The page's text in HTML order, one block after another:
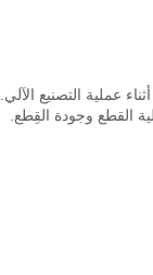
عملية التصنيع الآلي.
القطع وجودة القِطع.